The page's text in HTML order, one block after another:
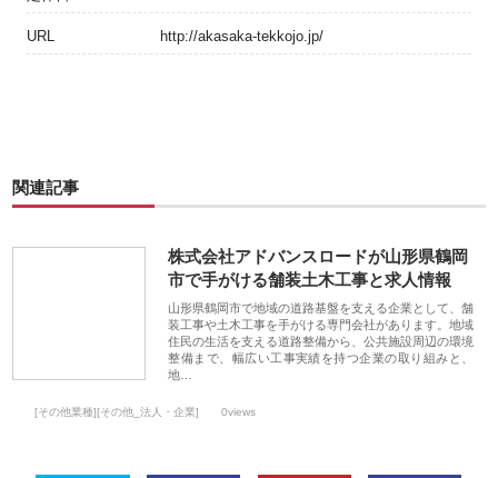
URL http://akasaka-tekkojo.jp/
関連記事
株式会社アドバンスロードが山形県鶴岡
市で手がける舗装土木工事と求人情報
山形県鶴岡市で地域の道路基盤を支える企業として、舗
装工事や土木工事を手がける専門会社があります。地域
住民の生活を支える道路整備から、公共施設周辺の環境
整備まで、幅広い工事実績を持つ企業の取り組みと、
地…
[その他業種][その他_法人・企業] 0views